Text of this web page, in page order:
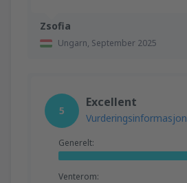
Zsofia
Ungarn, September 2025
5
Excellent
Vurderingsinformasjon
Generelt:
Venterom: